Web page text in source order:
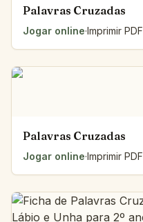
Palavras Cruzadas
Jogar online·Imprimir PDF
Palavras Cruzadas
Jogar online·Imprimir PDF